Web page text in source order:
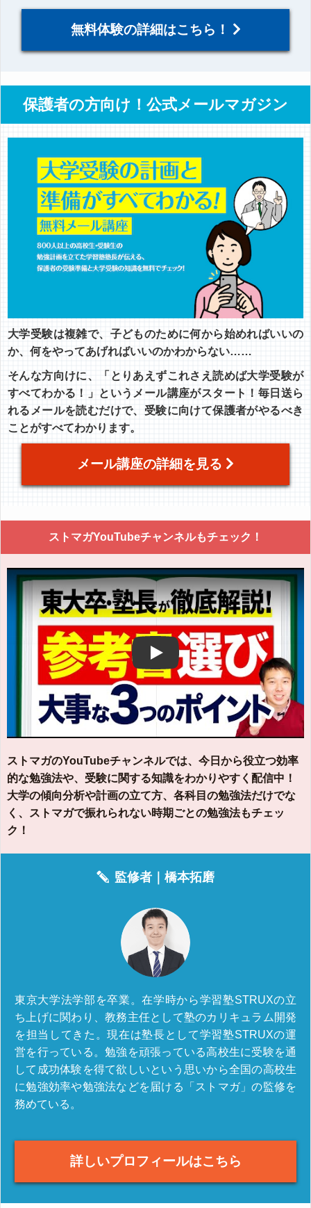
無料体験の詳細はこちら！
保護者の方向け！公式メールマガジン
大学受験は複雑で、子どものために何から始めればいいの
か、何をやってあげればいいのかわからない……
そんな方向けに、「とりあえずこれさえ読めば大学受験が
すべてわかる！」というメール講座がスタート！毎日送ら
れるメールを読むだけで、受験に向けて保護者がやるべき
ことがすべてわかります。
メール講座の詳細を見る
ストマガYouTubeチャンネルもチェック！
Play
ストマガのYouTubeチャンネルでは、今日から役立つ効率
的な勉強法や、受験に関する知識をわかりやすく配信中！
大学の傾向分析や計画の立て方、各科目の勉強法だけでな
く、ストマガで振れられない時期ごとの勉強法もチェッ
ク！
監修者｜橋本拓磨
東京大学法学部を卒業。在学時から学習塾STRUXの立
ち上げに関わり、教務主任として塾のカリキュラム開発
を担当してきた。現在は塾長として学習塾STRUXの運
営を行っている。勉強を頑張っている高校生に受験を通
して成功体験を得て欲しいという思いから全国の高校生
に勉強効率や勉強法などを届ける「ストマガ」の監修を
務めている。
詳しいプロフィールはこちら